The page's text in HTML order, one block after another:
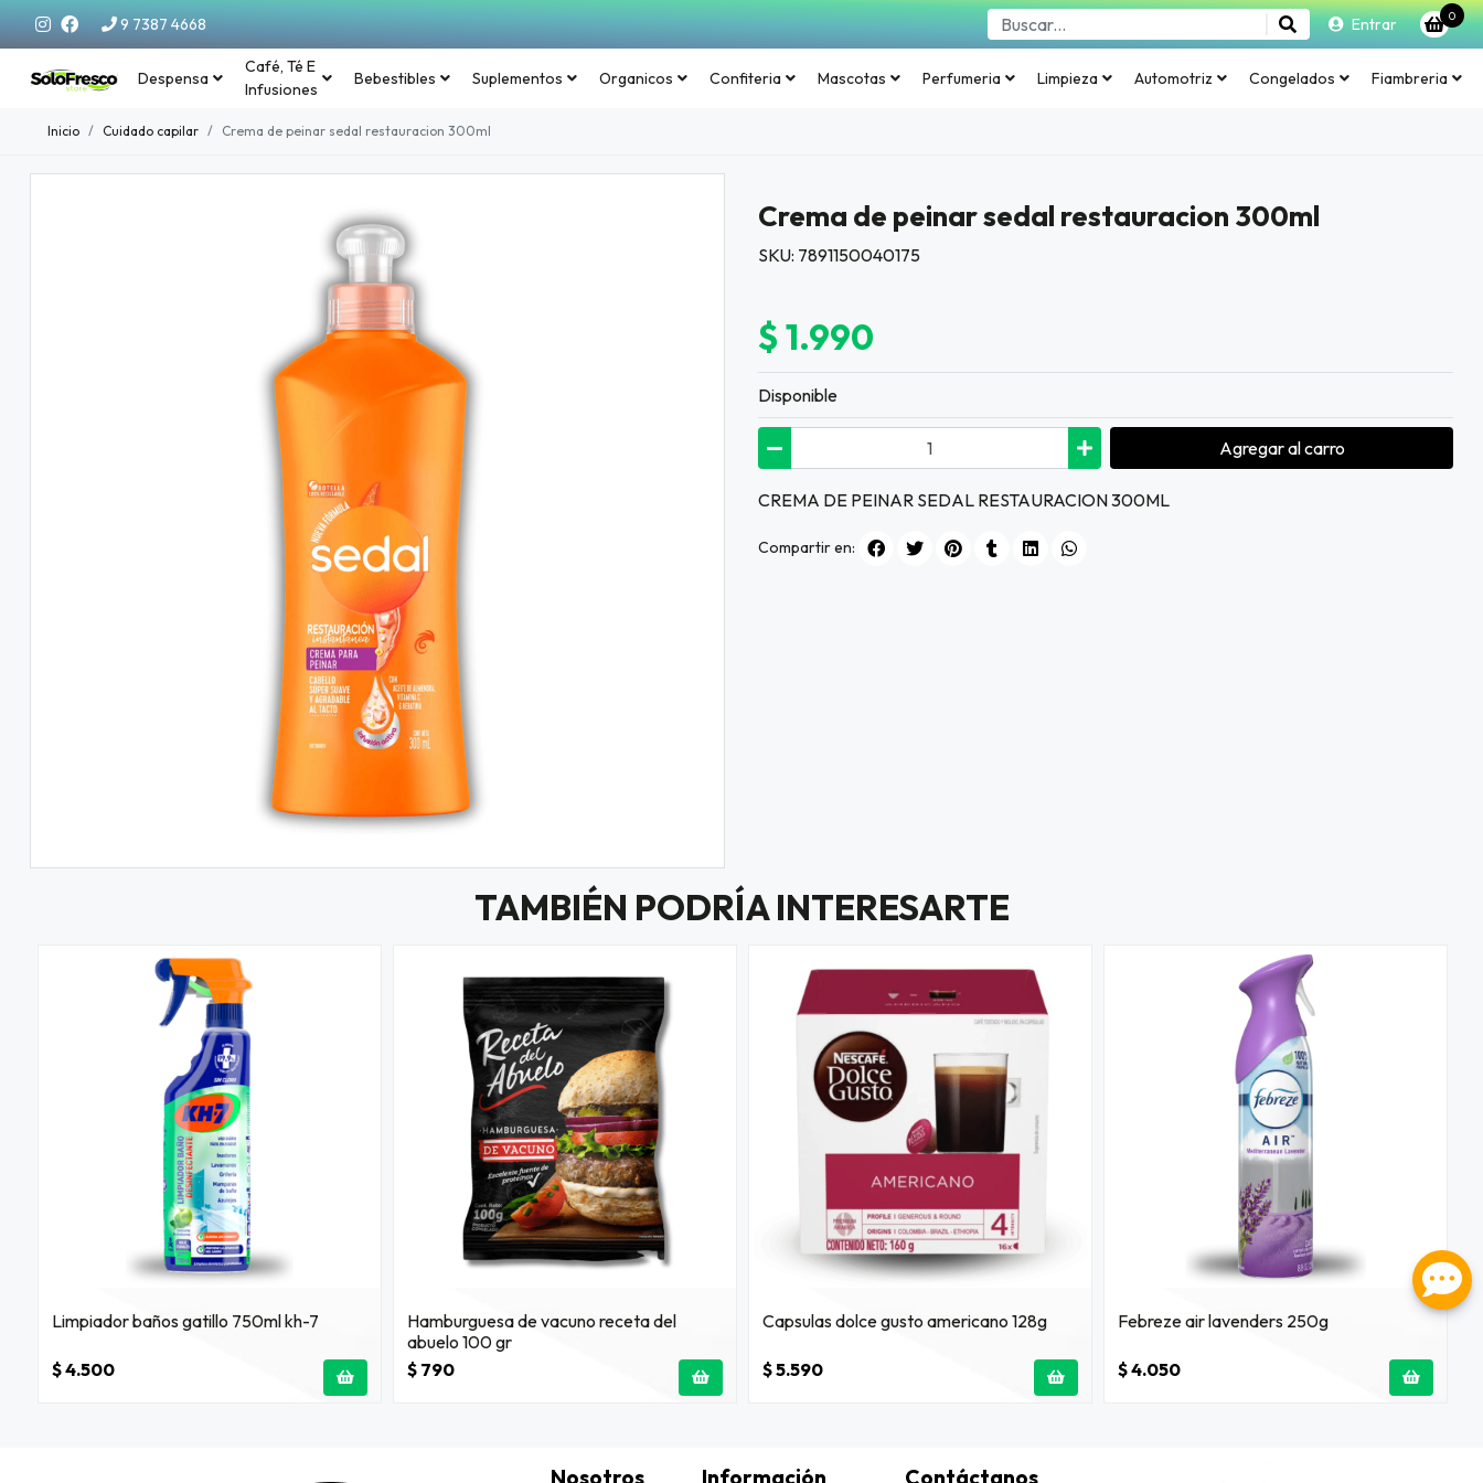
9 7387 4668 Entrar 0
Despensa
Café, Té E
Infusiones
Bebestibles Suplementos Organicos Confiteria Mascotas Perfumeria Limpieza Automotriz Congelados Fiambreria
Inicio Cuidado capilar Crema de peinar sedal restauracion 300ml
Crema de peinar sedal restauracion 300ml
SKU: 7891150040175
$ 1.990
Disponible
Agregaral carro
CREMA DE PEINAR SEDAL RESTAURACION 300ML
Compartir en:
TAMBIÉN PODRÍA INTERESARTE
Limpiador baños gatillo 750ml kh-7
$ 4.500
Hamburguesa de vacuno receta del
abuelo 100 gr
$ 790
Capsulas dolce gusto americano 128g
$ 5.590
Febreze air lavenders 250g
$ 4.050
Nosotros Información Contáctanos